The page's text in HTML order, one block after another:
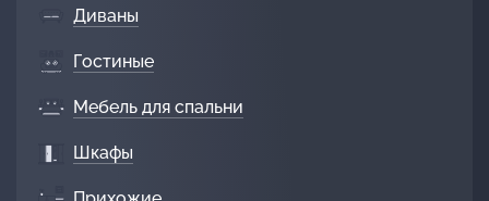
Диваны
Гостиные
Мебель для спальни
Шкафы